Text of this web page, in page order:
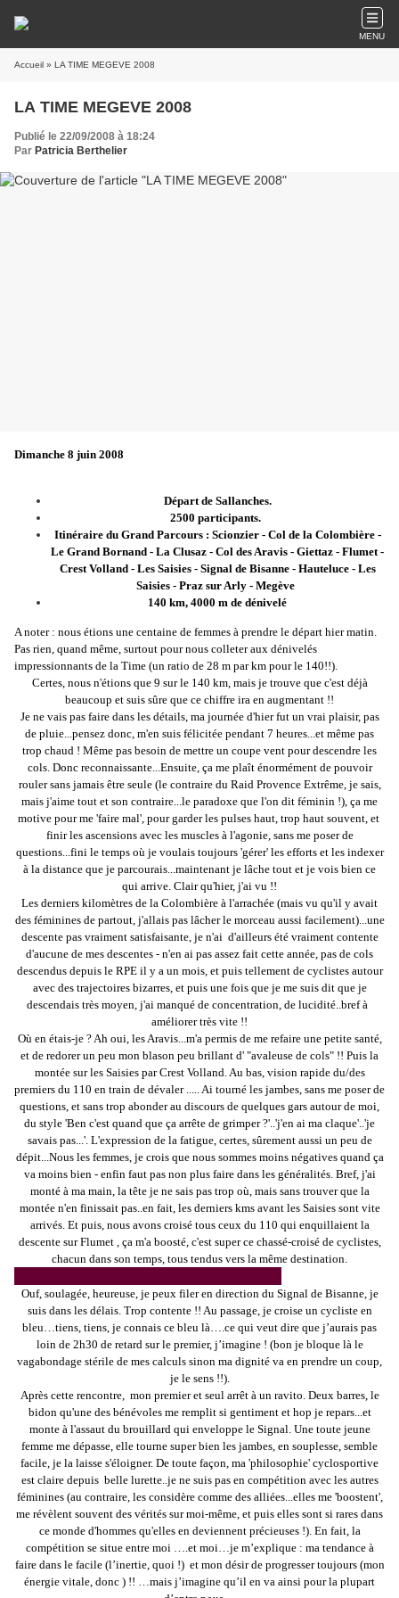
MENU
Accueil » LA TIME MEGEVE 2008
LA TIME MEGEVE 2008
Publié le 22/09/2008 à 18:24
Par Patricia Berthelier
Dimanche 8 juin 2008
Départ de Sallanches.
2500 participants.
Itinéraire du Grand Parcours : Scionzier - Col de la Colombière -
Le Grand Bornand - La Clusaz - Col des Aravis - Giettaz - Flumet -
Crest Volland - Les Saisies - Signal de Bisanne - Hauteluce - Les
Saisies - Praz sur Arly - Megève
140 km, 4000 m de dénivelé
A noter : nous étions une centaine de femmes à prendre le départ hier matin.
Pas rien, quand même, surtout pour nous colleter aux dénivelés
impressionnants de la Time (un ratio de 28 m par km pour le 140!!).
Certes, nous n'étions que 9 sur le 140 km, mais je trouve que c'est déjà
beaucoup et suis sûre que ce chiffre ira en augmentant !!
Je ne vais pas faire dans les détails, ma journée d'hier fut un vrai plaisir, pas
de pluie...pensez donc, m'en suis félicitée pendant 7 heures...et même pas
trop chaud ! Même pas besoin de mettre un coupe vent pour descendre les
cols. Donc reconnaissante...Ensuite, ça me plaît énormément de pouvoir
rouler sans jamais être seule (le contraire du Raid Provence Extrême, je sais,
mais j'aime tout et son contraire...le paradoxe que l'on dit féminin !), ça me
motive pour me 'faire mal', pour garder les pulses haut, trop haut souvent, et
finir les ascensions avec les muscles à l'agonie, sans me poser de
questions...fini le temps où je voulais toujours 'gérer' les efforts et les indexer
à la distance que je parcourais...maintenant je lâche tout et je vois bien ce
qui arrive. Clair qu'hier, j'ai vu !!
Les derniers kilomètres de la Colombière à l'arrachée (mais vu qu'il y avait
des féminines de partout, j'allais pas lâcher le morceau aussi facilement)...une
descente pas vraiment satisfaisante, je n'ai d'ailleurs été vraiment contente
d'aucune de mes descentes - n'en ai pas assez fait cette année, pas de cols
descendus depuis le RPE il y a un mois, et puis tellement de cyclistes autour
avec des trajectoires bizarres, et puis une fois que je me suis dit que je
descendais très moyen, j'ai manqué de concentration, de lucidité..bref à
améliorer très vite !!
Où en étais-je ? Ah oui, les Aravis...m'a permis de me refaire une petite santé,
et de redorer un peu mon blason peu brillant d' "avaleuse de cols" !! Puis la
montée sur les Saisies par Crest Volland. Au bas, vision rapide du/des
premiers du 110 en train de dévaler ..... Ai tourné les jambes, sans me poser de
questions, et sans trop abonder au discours de quelques gars autour de moi,
du style 'Ben c'est quand que ça arrête de grimper ?'..'j'en ai ma claque'..'je
savais pas...'. L'expression de la fatigue, certes, sûrement aussi un peu de
dépit...Nous les femmes, je crois que nous sommes moins négatives quand ça
va moins bien - enfin faut pas non plus faire dans les généralités. Bref, j'ai
monté à ma main, la tête je ne sais pas trop où, mais sans trouver que la
montée n'en finissait pas..en fait, les derniers kms avant les Saisies sont vite
arrivés. Et puis, nous avons croisé tous ceux du 110 qui enquillaient la
descente sur Flumet , ça m'a boosté, c'est super ce chassé-croisé de cyclistes,
chacun dans son temps, tous tendus vers la même destination.
Ouf, soulagée, heureuse, je peux filer en direction du Signal de Bisanne, je
suis dans les délais. Trop contente !! Au passage, je croise un cycliste en
bleu…tiens, tiens, je connais ce bleu là….ce qui veut dire que j’aurais pas
loin de 2h30 de retard sur le premier, j’imagine ! (bon je bloque là le
vagabondage stérile de mes calculs sinon ma dignité va en prendre un coup,
je le sens !!).
Après cette rencontre, mon premier et seul arrêt à un ravito. Deux barres, le
bidon qu'une des bénévoles me remplit si gentiment et hop je repars...et
monte à l'assaut du brouillard qui enveloppe le Signal. Une toute jeune
femme me dépasse, elle tourne super bien les jambes, en souplesse, semble
facile, je la laisse s'éloigner. De toute façon, ma 'philosophie' cyclosportive
est claire depuis belle lurette..je ne suis pas en compétition avec les autres
féminines (au contraire, les considère comme des alliées...elles me 'boostent',
me révèlent souvent des vérités sur moi-même, et puis elles sont si rares dans
ce monde d'hommes qu'elles en deviennent précieuses !). En fait, la
compétition se situe entre moi ….et moi…je m’explique : ma tendance à
faire dans le facile (l’inertie, quoi !) et mon désir de progresser toujours (mon
énergie vitale, donc ) !! …mais j’imagine qu’il en va ainsi pour la plupart